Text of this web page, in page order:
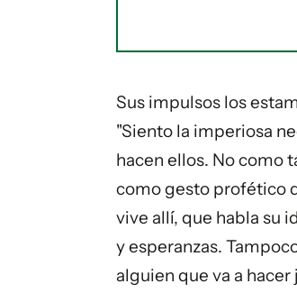
Sus impulsos los
"Siento la imperiosa
hacen ellos. No como
como gesto profético
vive allí, que habla su
y esperanzas.
alguien que va a